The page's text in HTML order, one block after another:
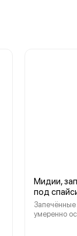
Мидии,
под
умеренно